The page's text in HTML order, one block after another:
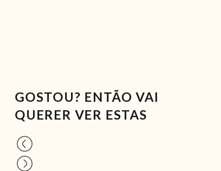
GOSTOU? ENTÃO VAI
QUERER VER ESTAS